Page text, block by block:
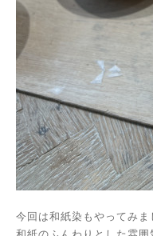
今回は和紙染もやってみま